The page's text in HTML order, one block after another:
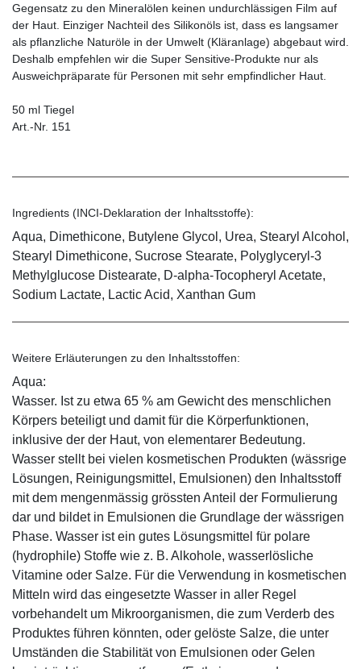
Gegensatz zu den Mineralölen keinen undurchlässigen Film auf
der Haut. Einziger Nachteil des Silikonöls ist, dass es langsamer
als pflanzliche Naturöle in der Umwelt (Kläranlage) abgebaut wird.
Deshalb empfehlen wir die Super Sensitive-Produkte nur als
Ausweichpräparate für Personen mit sehr empfindlicher Haut.
50 ml Tiegel
Art.-Nr. 151
Ingredients (INCI-Deklaration der Inhaltsstoffe):
Aqua, Dimethicone, Butylene Glycol, Urea, Stearyl Alcohol,
Stearyl Dimethicone, Sucrose Stearate, Polyglyceryl-3
Methylglucose Distearate, D-alpha-Tocopheryl Acetate,
Sodium Lactate, Lactic Acid, Xanthan Gum
Weitere Erläuterungen zu den Inhaltsstoffen:
Aqua:
Wasser. Ist zu etwa 65 % am Gewicht des menschlichen
Körpers beteiligt und damit für die Körperfunktionen,
inklusive der der Haut, von elementarer Bedeutung.
Wasser stellt bei vielen kosmetischen Produkten (wässrige
Lösungen, Reinigungsmittel, Emulsionen) den Inhaltsstoff
mit dem mengenmässig grössten Anteil der Formulierung
dar und bildet in Emulsionen die Grundlage der wässrigen
Phase. Wasser ist ein gutes Lösungsmittel für polare
(hydrophile) Stoffe wie z. B. Alkohole, wasserlösliche
Vitamine oder Salze. Für die Verwendung in kosmetischen
Mitteln wird das eingesetzte Wasser in aller Regel
vorbehandelt um Mikroorganismen, die zum Verderb des
Produktes führen könnten, oder gelöste Salze, die unter
Umständen die Stabilität von Emulsionen oder Gelen